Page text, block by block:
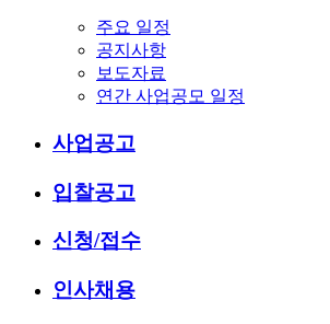
주요 일정
공지사항
보도자료
연간 사업공모 일정
사업공고
입찰공고
신청/접수
인사채용